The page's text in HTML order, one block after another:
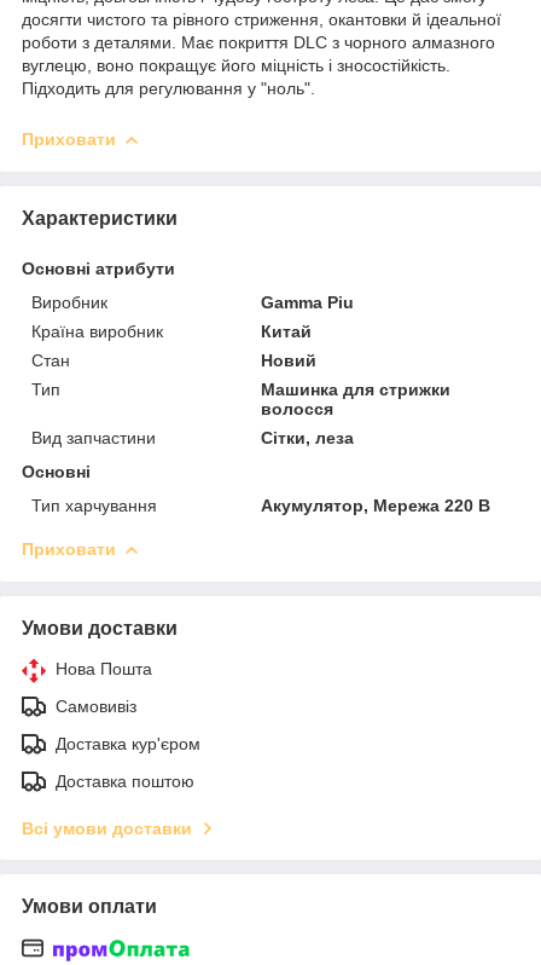
досягти чистого та рівного стриження, окантовки й ідеальної
роботи з деталями. Має покриття DLC з чорного алмазного
вуглецю, воно покращує його міцність і зносостійкість.
Підходить для регулювання у "ноль".
Приховати
Характеристики
Основні атрибути
Виробник
Gamma Piu
Країна виробник
Китай
Стан
Новий
Тип
Машинка для стрижки
волосся
Вид запчастини
Сітки, леза
Основні
Тип харчування
Акумулятор, Мережа 220 В
Приховати
Умови доставки
Нова Пошта
Самовивіз
Доставка кур'єром
Доставка поштою
Всі умови доставки
Умови оплати